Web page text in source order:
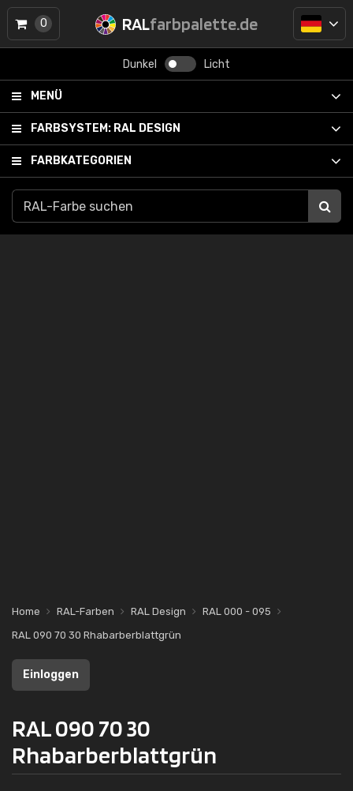
RALfarbpalette.de
Dunkel Licht
MENÜ
FARBSYSTEM: RAL DESIGN
FARBKATEGORIEN
0
Home RAL-Farben RAL Design
RAL 000 - 095
RAL 090 70 30 Rhabarberblattgrün
Einloggen
RAL 090 70 30
Rhabarberblattgrün